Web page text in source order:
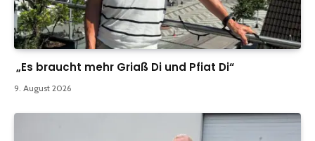
„Es braucht mehr Griaß Di und Pfiat Di“
9. August 2026